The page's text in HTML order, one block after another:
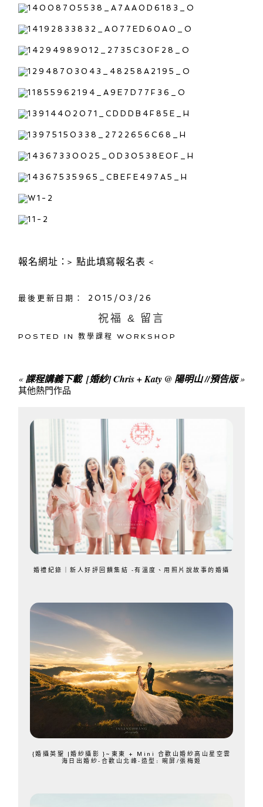
報名網址：> 點此填寫報名表 <
最後更新日期： 2015/03/26
祝福 & 留言
POSTED IN教學課程 WORKSHOP
« 課程講義下載 [婚紗] Chris + Katy @ 陽明山 //預告版 »
其他熱門作品
婚禮紀錄｜新人好評回饋集結 -有溫度、用照片說故事的婚攝
{婚攝英聖 |婚紗攝影 }~東東 + Mini 合歡山婚紗高山星空雲
海日出婚紗-合歡山北峰-造型: 晼屏/張梅姬